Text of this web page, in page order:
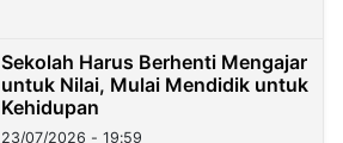
Sekolah Harus Berhenti Mengajar
untuk Nilai, Mulai Mendidik untuk
Kehidupan
23/07/2026 - 19:59